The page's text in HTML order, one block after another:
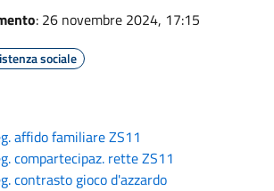
: 26 novembre 2024, 17:15
sociale
affido familiare ZS11
compartecipaz. rette ZS11
contrasto gioco d'azzardo